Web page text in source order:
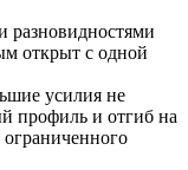
разновидностями
открыт с одной
усилия не
профиль и отгиб на
ограниченного